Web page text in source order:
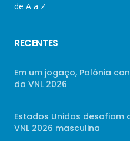
de A a Z
RECENTES
Em um jogaço, Polônia
da VNL 2026
Estados Unidos
VNL 2026 masculina